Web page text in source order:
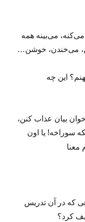
می‌کنه، می‌بینه همه
می‌خندن، خوشن…
این چه
بیان عذاب کنن،
سوراخه! یا اون
که در آن تدریس
کرد؟